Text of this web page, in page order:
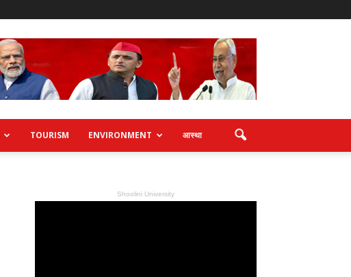
TOURISM ENVIRONMENT आस्था
Shoolini University